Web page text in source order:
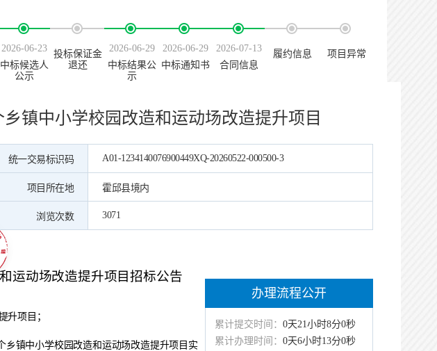
2026-06-23
中标候选人
公示
投标保证金
退还
2026-06-29
中标结果公
示
2026-06-29
中标通知书
2026-07-13
合同信息
履约信息 项目异常
镇中小学校园改造和运动场改造提升项目
统一交易标识码 A01-1234140076900449XQ-20260522-000500-3
项目所在地 霍邱县境内
浏览次数 3071
运动场改造提升项目招标公告
升项目 ；
乡镇中小学校园改造和运动场改造提升项目 实
办理流程公开
累计提交时间： 0天21小时8分0秒
累计办理时间： 0天6小时13分0秒